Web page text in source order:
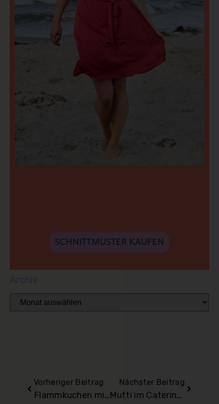
SCHNITTMUSTER KAUFEN
Vorheriger Beitrag
Flammkuchen mit Fenchelsalat
Nächster Beitrag
Mutti im Cateringstress I